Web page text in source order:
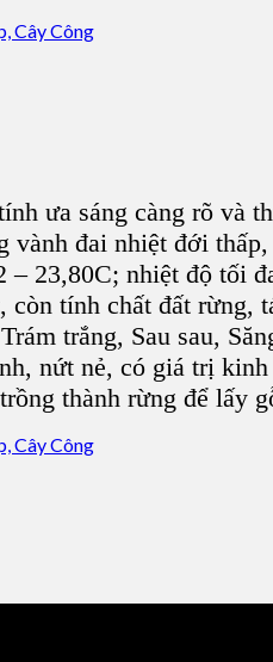
ưa sáng càng rõ và
đai nhiệt đới
23,80C; nhiệt độ tối
tính chất đất
trắng, Sau sau,
nứt nẻ, có giá trị
thành rừng để lấy